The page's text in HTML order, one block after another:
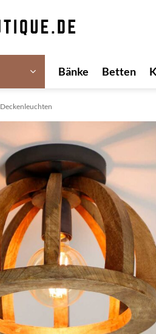
Bänke Betten
Deckenleuchten